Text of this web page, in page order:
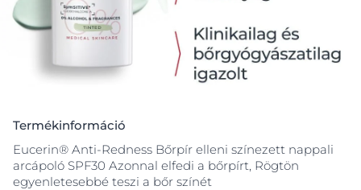
Termékinformáció
Eucerin® Anti-Redness Bőrpír elleni színezett nappali
arcápoló SPF30 Azonnal elfedi a bőrpírt, Rögtön
egyenletesebbé teszi a bőr színét